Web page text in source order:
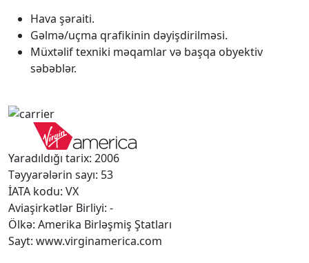
Hava şəraiti.
Gəlmə/uçma qrafikinin dəyişdirilməsi.
Müxtəlif texniki məqamlar və başqa obyektiv
səbəblər.
Yaradıldığı tarix: 2006
Təyyarələrin sayı: 53
İATA kodu: VX
Aviaşirkətlər Birliyi: -
Ölkə: Amerika Birləşmiş Ştatları
Sayt: www.virginamerica.com